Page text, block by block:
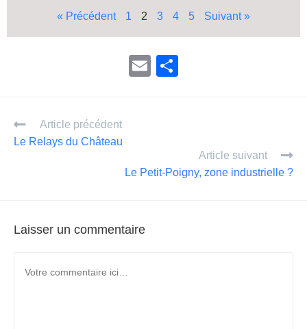
« Précédent 1 2 3 4 5 Suivant »
E
er
Article précédent
Le Relays du Château
Article suivant
Le Petit-Poigny, zone industrielle ?
Laisser un commentaire